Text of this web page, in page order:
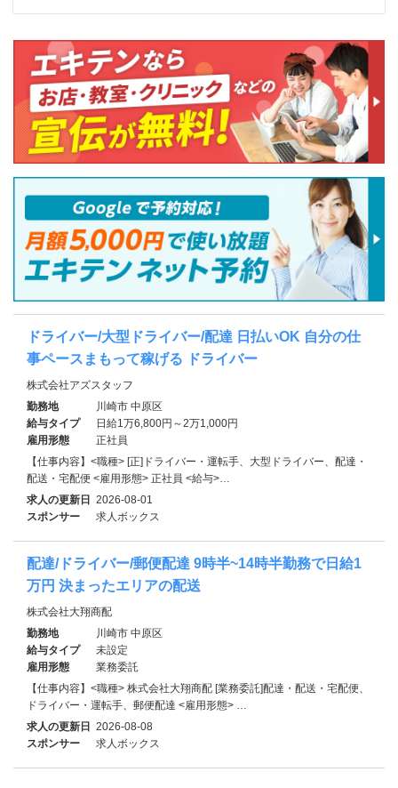
ドライバー/大型ドライバー/配達 日払いOK 自分の仕
事ペースまもって稼げる ドライバー
株式会社アズスタッフ
勤務地
川崎市 中原区
給与タイプ
日給1万6,800円～2万1,000円
雇用形態
正社員
【仕事内容】<職種> [正]ドライバー・運転手、大型ドライバー、配達・
配送・宅配便 <雇用形態> 正社員 <給与>…
求人の更新日 2026-08-01
スポンサー
求人ボックス
配達/ドライバー/郵便配達 9時半~14時半勤務で日給1
万円 決まったエリアの配送
株式会社大翔商配
勤務地
川崎市 中原区
給与タイプ
未設定
雇用形態
業務委託
【仕事内容】<職種> 株式会社大翔商配 [業務委託]配達・配送・宅配便、
ドライバー・運転手、郵便配達 <雇用形態> …
求人の更新日 2026-08-08
スポンサー
求人ボックス